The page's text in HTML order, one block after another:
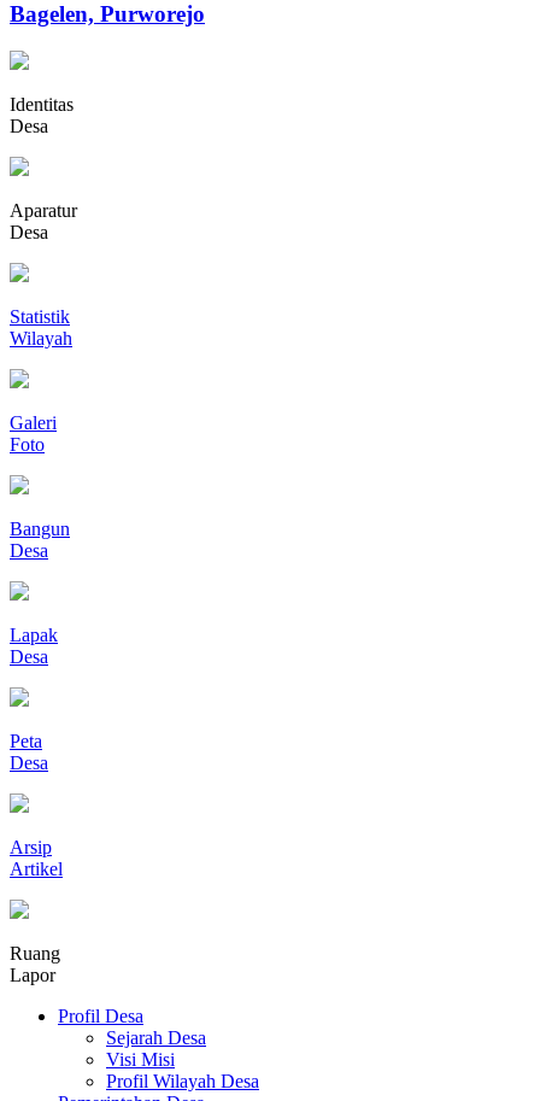
Bagelen, Purworejo
Identitas
Desa
Aparatur
Desa
Statistik
Wilayah
Galeri
Foto
Bangun
Desa
Lapak
Desa
Peta
Desa
Arsip
Artikel
Ruang
Lapor
Profil Desa
Sejarah Desa
Visi Misi
Profil Wilayah Desa